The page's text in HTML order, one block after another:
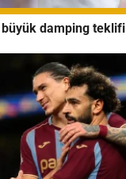
damping teklifi